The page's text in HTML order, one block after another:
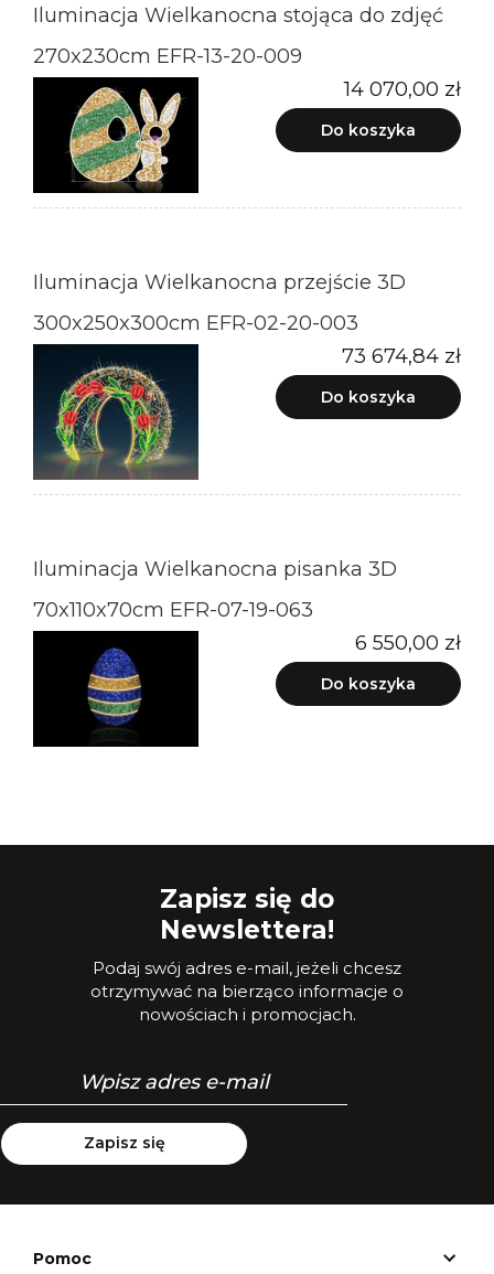
Iluminacja Wielkanocna stojąca do zdjęć
270x230cm EFR-13-20-009
14 070,00 zł
Do koszyka
Iluminacja Wielkanocna przejście 3D
300x250x300cm EFR-02-20-003
73 674,84 zł
Do koszyka
Iluminacja Wielkanocna pisanka 3D
70x110x70cm EFR-07-19-063
6 550,00 zł
Do koszyka
Zapisz się do
Newslettera!
Podaj swój adres e-mail, jeżeli chcesz
otrzymywać na bierząco informacje o
nowościach i promocjach.
Zapisz się
Pomoc